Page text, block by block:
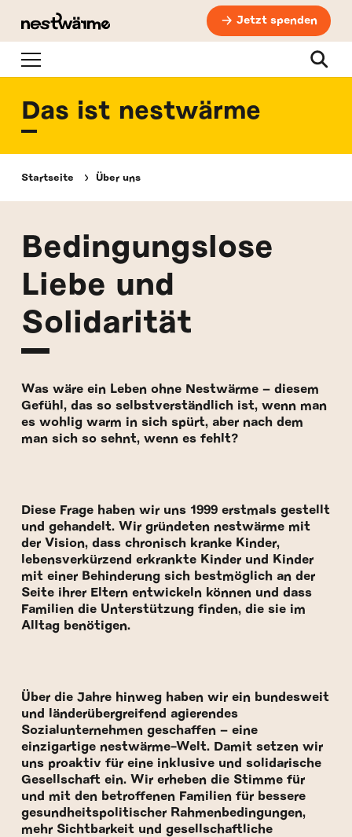
Jetzt spenden
Navigation Suche
Das ist nestwärme
Startseite Über uns
Bedingungslose
Liebe und
Solidarität
Was wäre ein Leben ohne Nestwärme – diesem
Gefühl, das so selbstverständlich ist, wenn man
es wohlig warm in sich spürt, aber nach dem
man sich so sehnt, wenn es fehlt?
Diese Frage haben wir uns 1999 erstmals gestellt
und gehandelt. Wir gründeten nestwärme mit
der Vision, dass chronisch kranke Kinder,
lebensverkürzend erkrankte Kinder und Kinder
mit einer Behinderung sich bestmöglich an der
Seite ihrer Eltern entwickeln können und dass
Familien die Unterstützung finden, die sie im
Alltag benötigen.
Über die Jahre hinweg haben wir ein bundesweit
und länderübergreifend agierendes
Sozialunternehmen geschaffen – eine
einzigartige nestwärme-Welt. Damit setzen wir
uns proaktiv für eine inklusive und solidarische
Gesellschaft ein. Wir erheben die Stimme für
und mit den betroffenen Familien für bessere
gesundheitspolitischer Rahmenbedingungen,
mehr Sichtbarkeit und gesellschaftliche